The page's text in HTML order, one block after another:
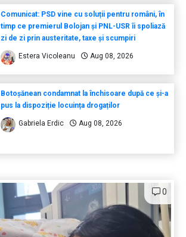
Comunicat: PSD vine cu soluții pentru români, în
timp ce premierul Bolojan și PNL-USR îi spoliază
zi de zi prin austeritate, taxe și scumpiri
Estera Vicoleanu Aug 08, 2026
Botoșănean condamnat la închisoare după ce și-a
pus la dispoziție locuința drogaților
Gabriela Erdic Aug 08, 2026
0